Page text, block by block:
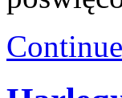
Continue